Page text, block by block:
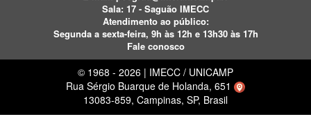
Sala: 17 - Saguão IMECC
Atendimento ao público:
Segunda a sexta-feira, 9h às 12h e 13h30 às 17h
Fale conosco
© 1968 - 2026 | IMECC / UNICAMP
Rua Sérgio Buarque de Holanda, 651
13083-859, Campinas, SP, Brasil